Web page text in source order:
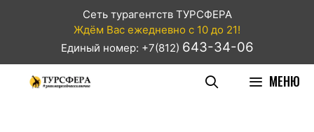
Сеть турагентств ТУРСФЕРА
Ждём Вас ежедневно с 10 до 21!
Единый номер: +7(812) 643-34-06
МЕНЮ